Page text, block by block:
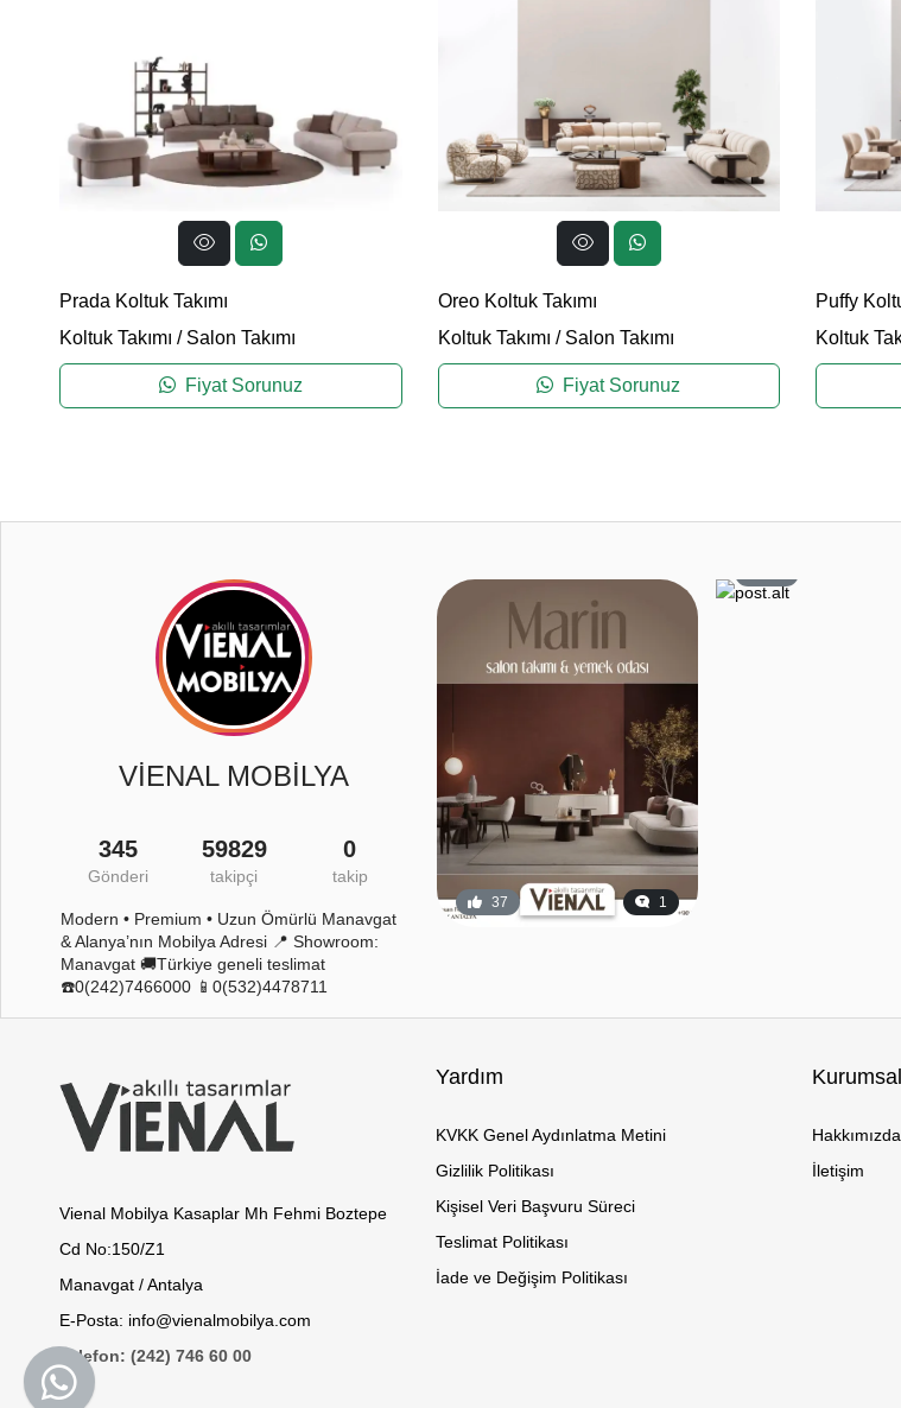
Prada Koltuk Takımı
Koltuk Takımı / Salon Takımı
Fiyat Sorunuz
Oreo Koltuk Takımı
Koltuk Takımı / Salon Takımı
Fiyat Sorunuz
Puffy
Koltuk
VİENAL MOBİLYA
345
Gönderi
59829
takipçi
0
takip
Modern • Premium • Uzun Ömürlü Manavgat
& Alanya’nın Mobilya Adresi 📍 Showroom:
Manavgat 🚚Türkiye geneli teslimat
☎️0(242)7466000 📱0(532)4478711
37 1
Vienal Mobilya Kasaplar Mh Fehmi Boztepe
Cd No:150/Z1
Manavgat / Antalya
E-Posta: info@vienalmobilya.com
Telefon: (242) 746 60 00
Yardım
KVKK Genel Aydınlatma Metini
Gizlilik Politikası
Kişisel Veri Başvuru Süreci
Teslimat Politikası
İade ve Değişim Politikası
Kurumsal
Hakkımızda
İletişim